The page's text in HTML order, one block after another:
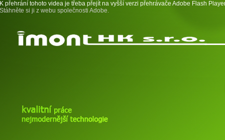
K přehrání tohoto videa je třeba přejít na vyšší verzi přehrávače Adobe Flash
Stáhněte si ji z webu společnosti Adobe.